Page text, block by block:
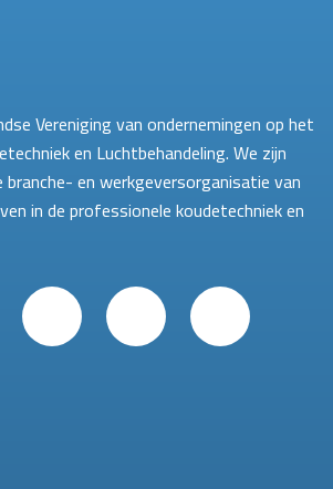
Vereniging van ondernemingen op het
en Luchtbehandeling. We zijn
en werkgeversorganisatie van
in de professionele koudetechniek en